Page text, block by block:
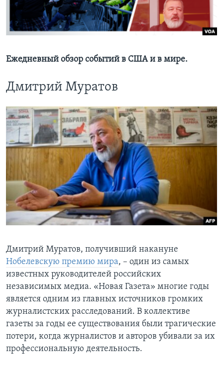
Learning English
Языки
Ежедневный обзор событий в США и в мире.
Дмитрий Муратов
Дмитрий Муратов, получивший накануне
Нобелевскую премию мира, – один из самых
известных руководителей российских
независимых медиа. «Новая Газета» многие годы
является одним из главных источников громких
журналистских расследований. В коллективе
газеты за годы ее существования были трагические
потери, когда журналистов и авторов убивали за их
профессиональную деятельность.